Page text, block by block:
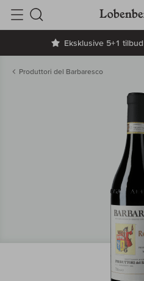
Eksklusive 5+1 tilbud
Søg
Produttori del Barbaresco